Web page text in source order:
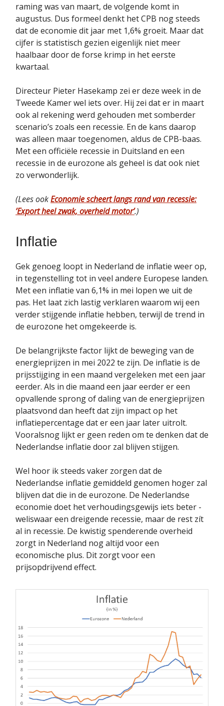
raming was van maart, de volgende komt in
augustus. Dus formeel denkt het CPB nog steeds
dat de economie dit jaar met 1,6% groeit. Maar dat
cijfer is statistisch gezien eigenlijk niet meer
haalbaar door de forse krimp in het eerste
kwartaal.
Directeur Pieter Hasekamp zei er deze week in de
Tweede Kamer wel iets over. Hij zei dat er in maart
ook al rekening werd gehouden met somberder
scenario’s zoals een recessie. En de kans daarop
was alleen maar toegenomen, aldus de CPB-baas.
Met een officiële recessie in Duitsland en een
recessie in de eurozone als geheel is dat ook niet
zo verwonderlijk.
(Lees ookEconomie scheert langs rand van recessie:
’Export heel zwak, overheid motor’.)
Inflatie
Gek genoeg loopt in Nederland de inflatie weer op,
in tegenstelling tot in veel andere Europese landen.
Met een inflatie van 6,1% in mei lopen we uit de
pas. Het laat zich lastig verklaren waarom wij een
verder stijgende inflatie hebben, terwijl de trend in
de eurozone het omgekeerde is.
De belangrijkste factor lijkt de beweging van de
energieprijzen in mei 2022 te zijn. De inflatie is de
prijsstijging in een maand vergeleken met een jaar
eerder. Als in die maand een jaar eerder er een
opvallende sprong of daling van de energieprijzen
plaatsvond dan heeft dat zijn impact op het
inflatiepercentage dat er een jaar later uitrolt.
Vooralsnog lijkt er geen reden om te denken dat de
Nederlandse inflatie door zal blijven stijgen.
Wel hoor ik steeds vaker zorgen dat de
Nederlandse inflatie gemiddeld genomen hoger zal
blijven dat die in de eurozone. De Nederlandse
economie doet het verhoudingsgewijs iets beter -
weliswaar een dreigende recessie, maar de rest zít
al in recessie. De kwistig spenderende overheid
zorgt in Nederland nog altijd voor een
economische plus. Dit zorgt voor een
prijsopdrijvend effect.